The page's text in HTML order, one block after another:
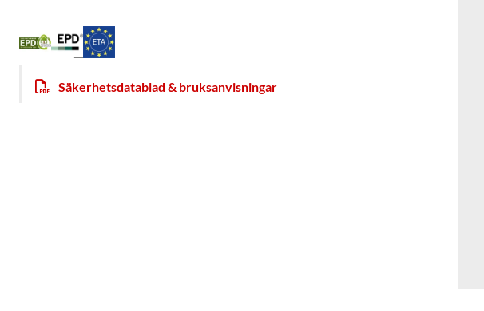
Säkerhetsdatablad & bruksanvisningar